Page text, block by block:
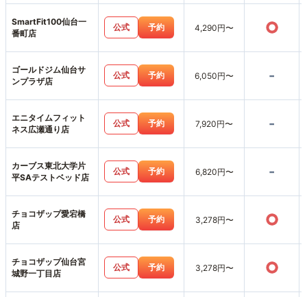
SmartFit100仙台一
番町店
公式 予約 4,290円〜 ○
ゴールドジム仙台サ
ンプラザ店
公式 予約 6,050円〜 -
エニタイムフィット
ネス広瀬通り店
公式 予約 7,920円〜 -
カーブス東北大学片
平SAテストベッド店
公式 予約 6,820円〜 -
チョコザップ愛宕橋
店
公式 予約 3,278円〜 ○
チョコザップ仙台宮
城野一丁目店
公式 予約 3,278円〜 ○